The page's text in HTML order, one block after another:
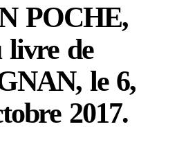
POCHE,
livre de
le 6,
2017.